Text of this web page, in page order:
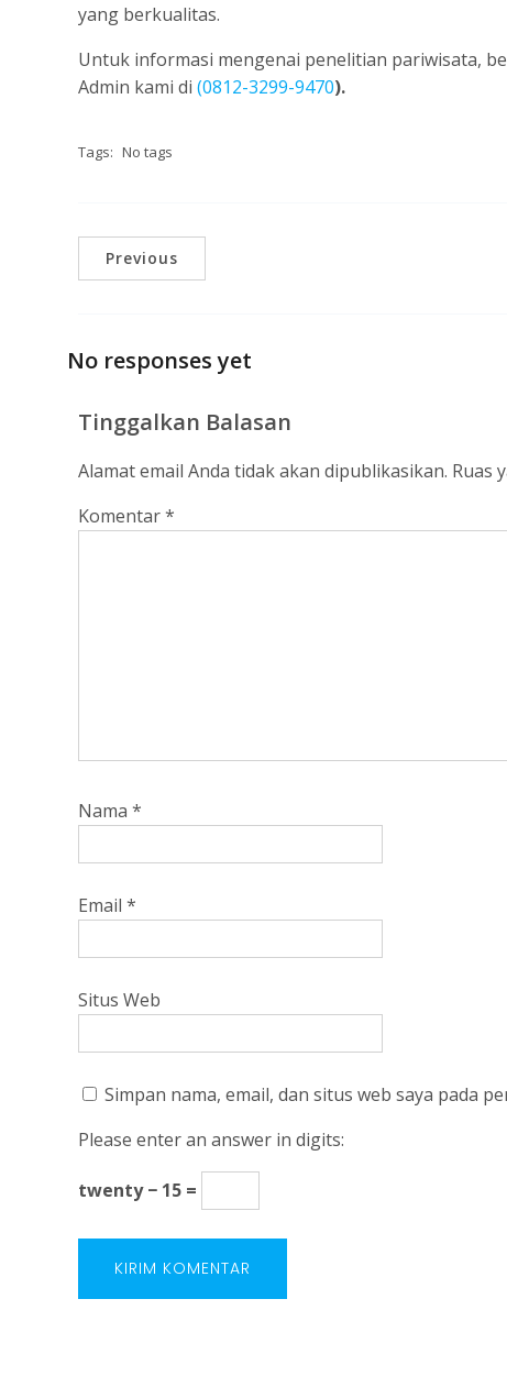
yang berkualitas.
Untuk informasi mengenai penelitian pariwisata,
Admin kami di (0812-3299-9470).
Tags: No tags
Previous
No responses yet
Tinggalkan Balasan
Alamat email Anda tidak akan dipublikasikan. Ruas
Komentar*
Nama *
Email *
Situs Web
Simpan nama, email, dan situs web saya pada
Please enter an answer in digits:
twenty − 15 =